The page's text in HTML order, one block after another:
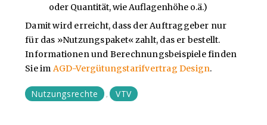
oder Quantität, wie Auflagenhöhe o.ä.)
Damit wird erreicht, dass der Auftraggeber nur
für das »Nutzungspaket« zahlt, das er bestellt.
Informationen und Berechnungsbeispiele finden
Sie im AGD-Vergütungstarifvertrag Design.
Nutzungsrechte , VTV